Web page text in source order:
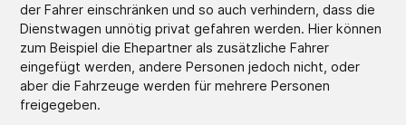
der Fahrer einschränken und so auch verhindern, dass die
Dienstwagen unnötig privat gefahren werden. Hier können
zum Beispiel die Ehepartner als zusätzliche Fahrer
eingefügt werden, andere Personen jedoch nicht, oder
aber die Fahrzeuge werden für mehrere Personen
freigegeben.